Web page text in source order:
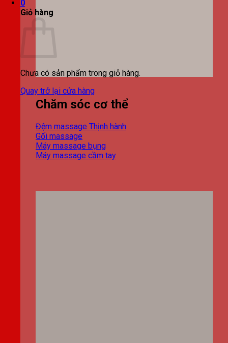
0
Giỏ hàng
Chưa có sản phẩm trong giỏ hàng.
Quay trở lại cửa hàng
Chăm sóc cơ thể
Đệm massage
Gối massage
Máy massage bụng
Máy massage cầm tay